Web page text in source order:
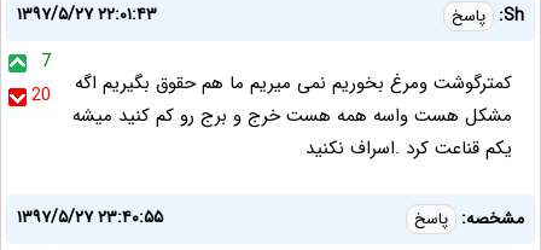
Sh: پاسخ
۱۳۹۷/۵/۲۷ ۲۲:۰۱:۴۳
7
20
کمترگوشت ومرغ بخوریم نمی میریم ما هم حقوق بگیریم اگه
مشکل هست واسه همه هست خرج و برج رو کم کنید میشه
یکم قناعت کرد .اسراف نکنید
مشخصه: پاسخ
۱۳۹۷/۵/۲۷ ۲۳:۴۰:۵۵